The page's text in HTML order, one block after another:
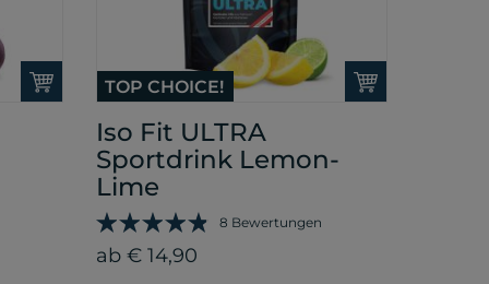
TOP CHOICE!
Iso Fit ULTRA
Sportdrink Lemon-
Lime
8 Bewertungen
ab € 14,90